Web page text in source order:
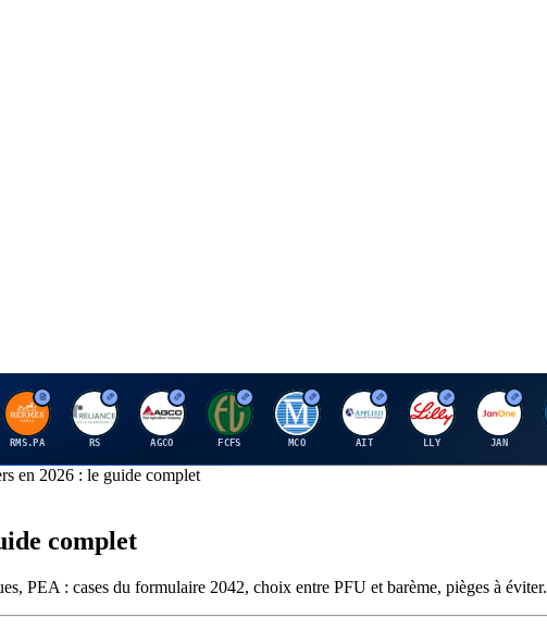
H
RMS.PA
R
RS
A
AGCO
F
FCFS
M
MCO
A
AIT
E
LLY
J
JAN
en 2026 : le guide complet
complet
PEA : cases du formulaire 2042, choix entre PFU et barème, pièges à éviter.